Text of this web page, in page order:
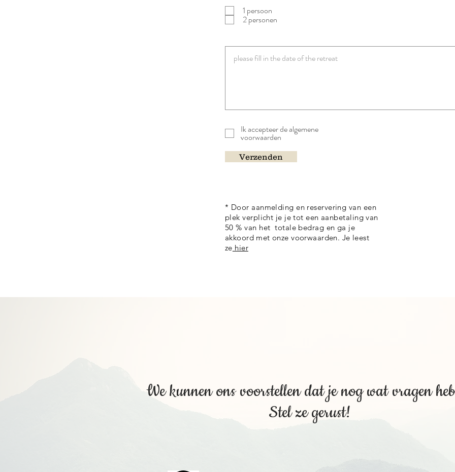
* Door aanmelding en reservering van een
plek verplicht je je tot een aanbetaling van
50 % van het totale bedrag en ga je
akkoord met onze voorwaarden. Je leest
ze hier
1 persoon
2 personen
Ik accepteer de algemene
voorwaarden
Verzenden
We kunnen ons voorstellen dat je nog wat vragen
Stel ze gerust!